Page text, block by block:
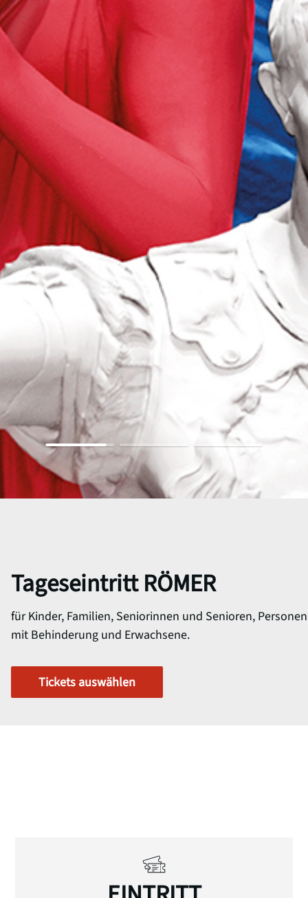
Tageseintritt RÖMER
für Kinder, Familien, Seniorinnen und Senioren, Personen
mit Behinderung und Erwachsene.
Tickets auswählen